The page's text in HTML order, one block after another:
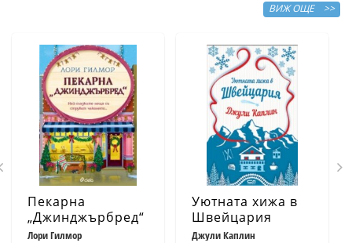
ВИЖ ОЩЕ >>
Пекарна
„Джинджърбред“
(с цветни
Лори Гилмор
Уютната хижа в
Швейцария
Джули Каплин